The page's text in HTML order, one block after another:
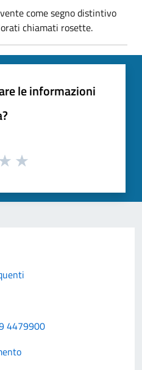
come segno distintivo
chiamati rosette.
le informazioni
4479900